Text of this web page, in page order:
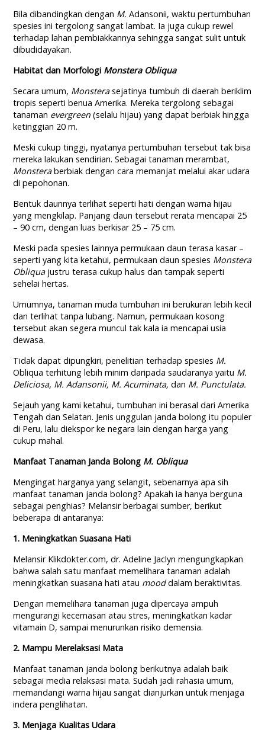
Bila dibandingkan dengan M. Adansonii, waktu pertumbuhan
spesies ini tergolong sangat lambat. Ia juga cukup rewel
terhadap lahan pembiakkannya sehingga sangat sulit untuk
dibudidayakan.
Habitat dan Morfologi Monstera Obliqua
Secara umum, Monsterasejatinya tumbuh di daerah beriklim
tropis seperti benua Amerika. Mereka tergolong sebagai
tanaman evergreen (selalu hijau) yang dapat berbiak hingga
ketinggian 20 m.
Meski cukup tinggi, nyatanya pertumbuhan tersebut tak bisa
mereka lakukan sendirian. Sebagai tanaman merambat,
Monsteraberbiak dengan cara memanjat melalui akar udara
di pepohonan.
Bentuk daunnya terlihat seperti hati dengan warna hijau
yang mengkilap. Panjang daun tersebut rerata mencapai 25
– 90 cm, dengan luas berkisar 25 – 75 cm.
Meski pada spesies lainnya permukaan daun terasa kasar –
seperti yang kita ketahui, permukaan daun spesies Monstera
Obliqua justru terasa cukup halus dan tampak seperti
sehelai hertas.
Umumnya, tanaman muda tumbuhan ini berukuran lebih kecil
dan terlihat tanpa lubang. Namun, permukaan kosong
tersebut akan segera muncul tak kala ia mencapai usia
dewasa.
Tidak dapat dipungkiri, penelitian terhadap spesies M.
Obliqua terhitung lebih minim daripada saudaranya yaitu M.
Deliciosa, M. Adansonii, M. Acuminata,dan M. Punctulata.
Sejauh yang kami ketahui, tumbuhan ini berasal dari Amerika
Tengah dan Selatan. Jenis unggulan janda bolong itu populer
di Peru, lalu diekspor ke negara lain dengan harga yang
cukup mahal.
Manfaat Tanaman Janda Bolong M. Obliqua
Mengingat harganya yang selangit, sebenarnya apa sih
manfaat tanaman janda bolong? Apakah ia hanya berguna
sebagai penghias? Melansir berbagai sumber, berikut
beberapa di antaranya:
1. Meningkatkan Suasana Hati
Melansir Klikdokter.com, dr. Adeline Jaclyn mengungkapkan
bahwa salah satu manfaat memelihara tanaman adalah
meningkatkan suasana hati atau mooddalam beraktivitas.
Dengan memelihara tanaman juga dipercaya ampuh
mengurangi kecemasan atau stres, meningkatkan kadar
vitamain D, sampai menurunkan risiko demensia.
2. Mampu Merelaksasi Mata
Manfaat tanaman janda bolong berikutnya adalah baik
sebagai media relaksasi mata. Sudah jadi rahasia umum,
memandangi warna hijau sangat dianjurkan untuk menjaga
indera penglihatan.
3. Menjaga Kualitas Udara